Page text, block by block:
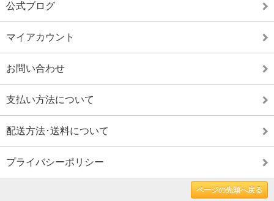
公式ブログ
マイアカウント
お問い合わせ
支払い方法について
配送方法･送料について
プライバシーポリシー
ページの先頭へ戻る